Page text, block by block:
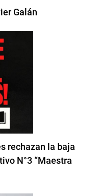
Galán
rechazan la baja
N°3 “Maestra